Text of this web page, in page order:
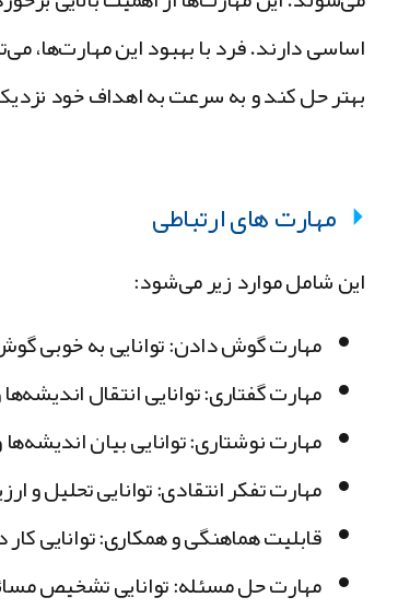
اساسی دارند. فرد با بهبود این مهارت‌ها،
بهتر حل کند و به سرعت به اهداف خود
مهارت های ارتباطی
این شامل موارد زیر می‌شود:
مهارت گوش دادن: توانایی به خوبی
مهارت گفتاری: توانایی انتقال
مهارت نوشتاری: توانایی بیان
مهارت تفکر انتقادی: توانایی تحلیل و
قابلیت هماهنگی و همکاری: توانایی
مهارت حل مسئله: توانایی تشخیص